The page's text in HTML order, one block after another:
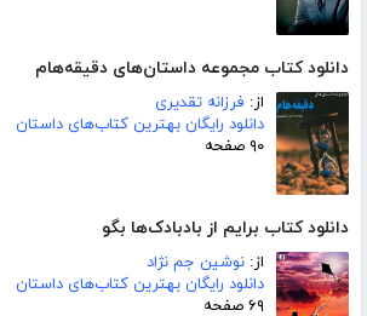
دانلود کتاب مجموعه داستان‌های دقیقه‌هام
از: فرزانه تقدیری
دانلود رایگان بهترین کتاب‌های داستان
۹۰ صفحه
دانلود کتاب برایم از بادبادک‌ها بگو
از: نوشین جم نژاد
دانلود رایگان بهترین کتاب‌های داستان
۶۹ صفحه